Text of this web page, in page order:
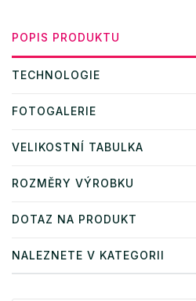
POPIS PRODUKTU
TECHNOLOGIE
FOTOGALERIE
VELIKOSTNÍ TABULKA
ROZMĚRY VÝROBKU
DOTAZ NA PRODUKT
NALEZNETE V KATEGORII